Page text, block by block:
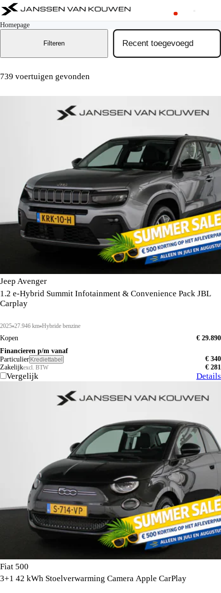
Homepage
739 voertuigen gevonden
Filteren
Jeep Avenger
1.2 e-Hybrid Summit Infotainment & Convenience Pack JBL
Carplay
2025 27.946 km Hybride benzine
Kopen
€ 29.890
Financieren p/m vanaf
Particulier Krediettabel
€ 340
Zakelijkexcl. BTW € 281
Vergelijk Details
Fiat 500
3+1 42 kWh Stoelverwarming Camera Apple CarPlay